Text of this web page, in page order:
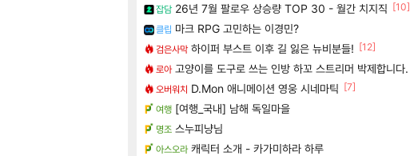
잡담 26년 7월 팔로우 상승량 TOP 30 - 월간 치지직 [10]
클립 마크 RPG 고민하는 이경민?
검은사막 하이퍼 부스트 이후 길 잃은 뉴비분들! [12]
로아 고양이를 도구로 쓰는 인방 하꼬 스트리머 박제합니다.
오버워치 D.Mon 애니메이션 영웅 시네마틱 [7]
여행 [여행_국내] 남해 독일마을
명조 스누피냥님
아스오라 캐릭터 소개 - 카가미하라 하루